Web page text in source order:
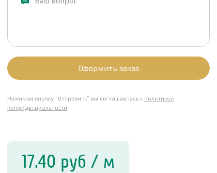
Оформить заказ
Нажимая кнопку “Отправить” вы соглашаетесь с политикой
конфиденциальности
17.40 руб / м